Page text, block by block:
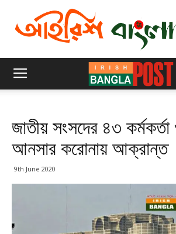
জাতীয় সংসদের ৪৩
আনসার করোনায় আক্রান্ত
9th June 2020